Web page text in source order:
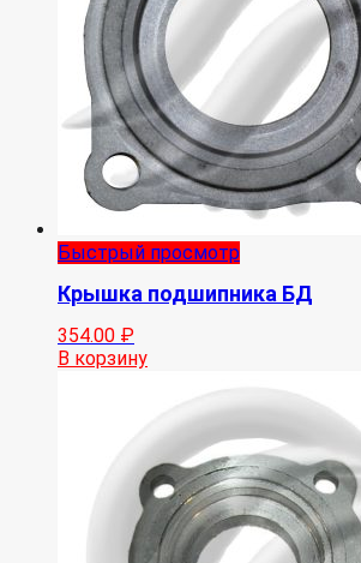
Быстрый просмотр
Крышка подшипника БД
354.00 ₽
В корзину